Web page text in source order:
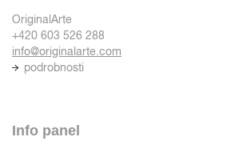
OriginalArte
+420 603 526 288
info@originalarte.com
podrobnosti
Info panel